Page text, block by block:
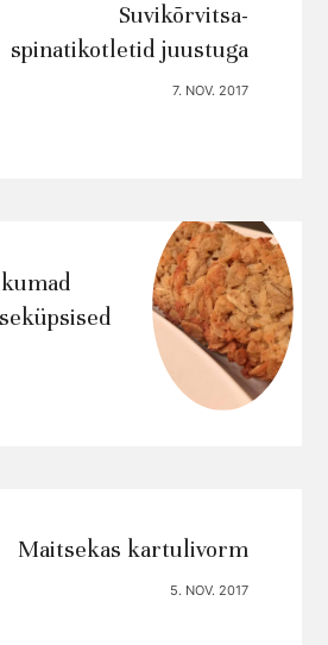
Suvikõrvitsa-
spinatikotletid juustuga
7. NOV. 2017
Maitsekas kartulivorm
5. NOV. 2017